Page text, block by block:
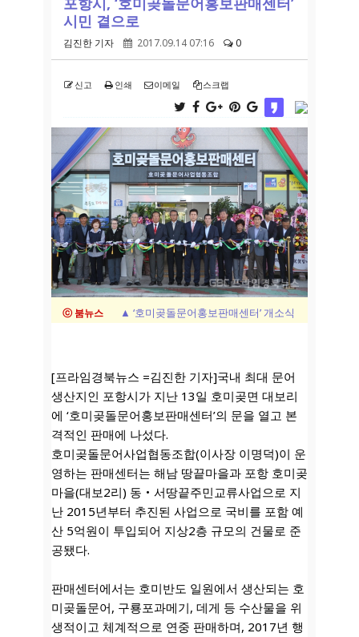
시민 곁으로
김진한 기자 2017.09.14 07:16 0
신고 인쇄 이메일 스크랩
ⓒ 붐뉴스 ▲ ‘호미곶돌문어홍보판매센터’ 개소식
[프라임경북뉴스 =김진한 기자]국내 최대 문어
생산지인 포항시가 지난 13일 호미곶면 대보리
에 ‘호미곶돌문어홍보판매센터’의 문을 열고 본
격적인 판매에 나섰다.
호미곶돌문어사업협동조합(이사장 이명덕)이 운
영하는 판매센터는 해남 땅끝마을과 포항 호미곶
마을(대보2리) 동‧서땅끝주민교류사업으로 지
난 2015년부터 추진된 사업으로 국비를 포함 예
산 5억원이 투입되어 지상2층 규모의 건물로 준
공됐다.
판매센터에서는 호미반도 일원에서 생산되는 호
미곶돌문어, 구룡포과메기, 데게 등 수산물을 위
생적이고 체계적으로 연중 판매하며, 2017년 행